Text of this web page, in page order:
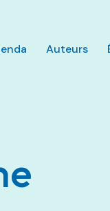
Auteurs